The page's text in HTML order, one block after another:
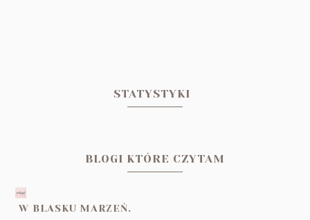
STATYSTYKI
BLOGI KTÓRE CZYTAM
W BLASKU MARZEŃ.